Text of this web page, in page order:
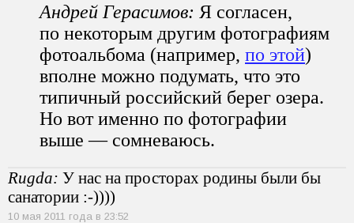
Андрей Герасимов: Я согласен,
по некоторым другим фотографиям
фотоальбома (например, по этой)
вполне можно подумать, что это
типичный российский берег озера.
Но вот именно по фотографии
выше — сомневаюсь.
Rugda: У нас на просторах родины были бы
санатории :-))))
10 мая 2011 года в 23:52